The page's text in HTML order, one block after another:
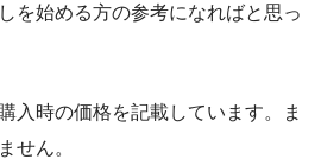
を始める方の参考になればと思っ
入時の価格を記載しています。ま
せん。